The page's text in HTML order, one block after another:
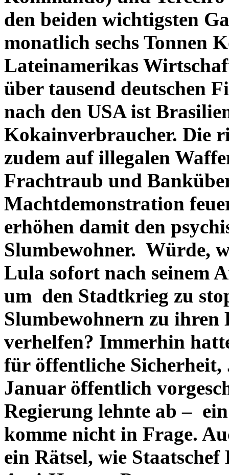
den beiden wichtigsten
monatlich sechs Tonnen
Lateinamerikas
über tausend deutschen
nach den USA ist
Kokainverbraucher. Die
zudem auf illegalen
Frachtraub und
Machtdemonstration
erhöhen damit den
Slumbewohner. Würde,
Lula sofort nach seinem
um den Stadtkrieg zu
Slumbewohnern zu ihren
verhelfen? Immerhin
für öffentliche
Januar öffentlich
Regierung lehnte ab –
komme nicht in Frage.
ein Rätsel, wie